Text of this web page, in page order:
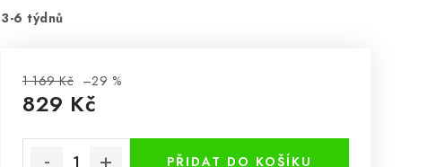
3-6 týdnů
1 169 Kč –29 %
829 Kč
PŘIDAT DO KOŠÍKU